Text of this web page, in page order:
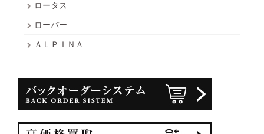
ロータス
ローバー
ＡＬＰＩＮＡ